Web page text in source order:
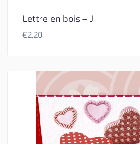
Lettre en bois – J
€2,20